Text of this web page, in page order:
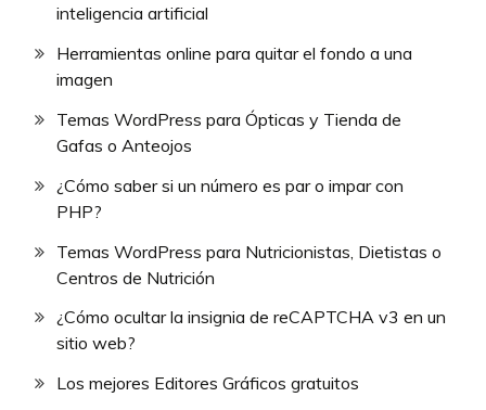
inteligencia artificial
Herramientas online para quitar el fondo a una
imagen
Temas WordPress para Ópticas y Tienda de
Gafas o Anteojos
¿Cómo saber si un número es par o impar con
PHP?
Temas WordPress para Nutricionistas, Dietistas o
Centros de Nutrición
¿Cómo ocultar la insignia de reCAPTCHA v3 en un
sitio web?
Los mejores Editores Gráficos gratuitos